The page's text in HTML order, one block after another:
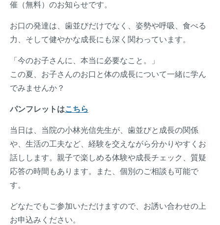
催（無料）のお知らせです。
お口の発達は、歯並びだけでなく、姿勢や呼吸、食べる
力、そして健やかな成長にも深く関わっています。
「今のお子さんに、本当に必要なこと。」
この夏、お子さんのお口と体の成長について一緒に学ん
でみませんか？
パンフレットはこちら
当日は、当院の小林光信先生が、歯並びと成長の関係
や、生活の工夫など、経験を交えながら分かりやすくお
話しします。親子で楽しめる体験や成長チェック、質疑
応答の時間もあります。また、個別のご相談も可能で
す。
どなたでもご参加いただけますので、お誘い合わせの上
お申込みください。